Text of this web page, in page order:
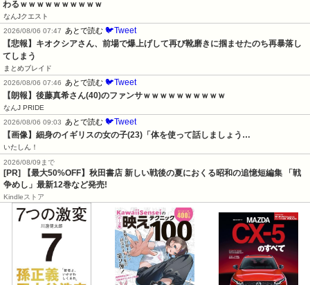
わるｗｗｗｗｗｗｗｗｗｗ
なんJクエスト
2026/08/06 07:47
あとで読む 🐦Tweet
【悲報】キオクシアさん、前場で爆上げして再び靴磨きに掴ませたのち再暴落し
てしまう
まとめブレイド
2026/08/06 07:46
あとで読む 🐦Tweet
【朗報】後藤真希さん(40)のファンサｗｗｗｗｗｗｗｗｗｗ
なんJ PRIDE
2026/08/06 09:03
あとで読む 🐦Tweet
【画像】細身のイギリスの女の子(23)「体を使って話しましょう…
いたしん！
2026/08/09まで
[PR] 【最大50%OFF】秋田書店 新しい戦後の夏におくる昭和の追憶短編集 「戦
争めし」最新12巻など発売!
Kindleストア